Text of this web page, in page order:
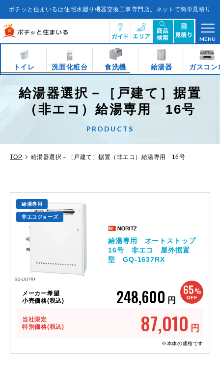
テ
に
ス
キ
プ
ポチッと住まいるは住宅水廻り機器交換工事専門店。ネットで簡単見積り
MENU
トイレ 洗面化粧台 食洗機 給湯器 ガスコン
給湯器選択－［戸建て］据置
（非エコ）給湯専用 16号
PRODUCTS
TOP 給湯器選択－［戸建て］据置（非エコ）給湯専用 16号
給湯専用
非エコジョーズ
給湯専用 オートストップ
16号 非エコ 屋外据置
型 GQ-1637RX
65%
OFF
メーカー希望
小売価格(税込)
248,600 円
当社限定
特別価格(税込)
87,010 円
※本体の価格です